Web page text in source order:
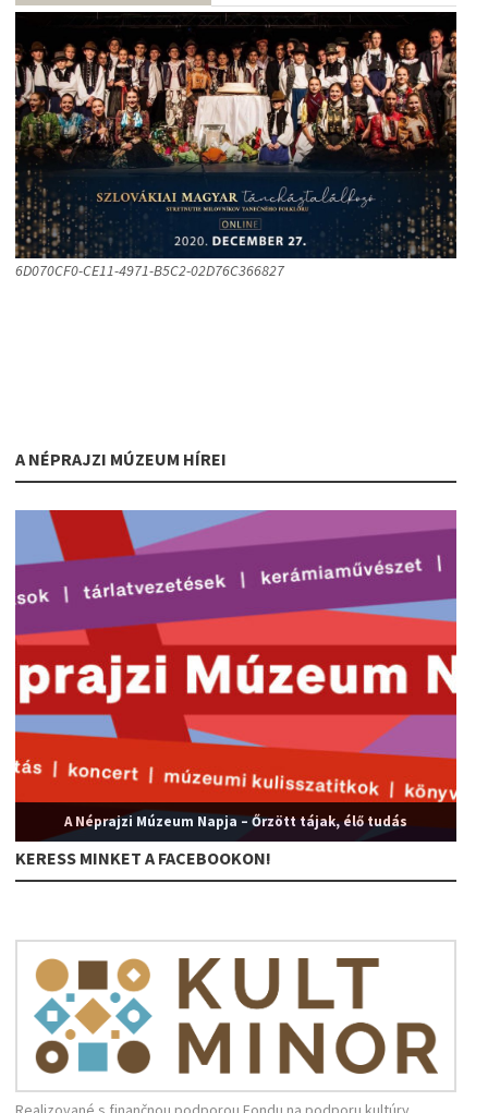
6D070CF0-CE11-4971-B5C2-02D76C366827
A NÉPRAJZI MÚZEUM HÍREI
A Néprajzi Múzeum Napja – Őrzött tájak, élő tudás
KERESS MINKET A FACEBOOKON!